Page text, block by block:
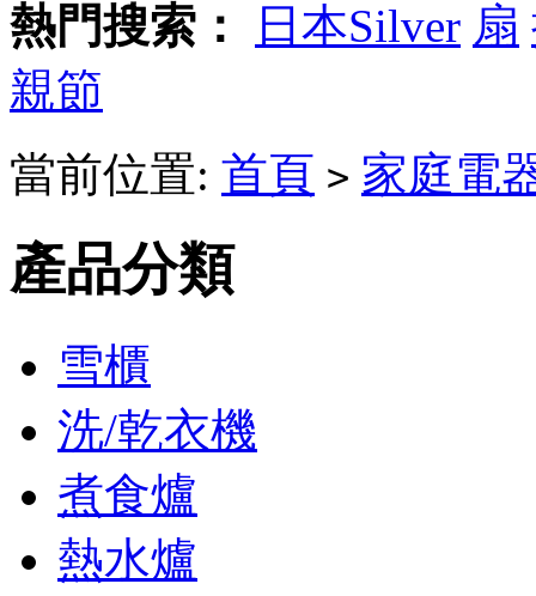
熱門搜索： 日本Silver 扇
親節
當前位置: 首頁 > 家庭電
產品分類
雪櫃
洗/乾衣機
煮食爐
熱水爐